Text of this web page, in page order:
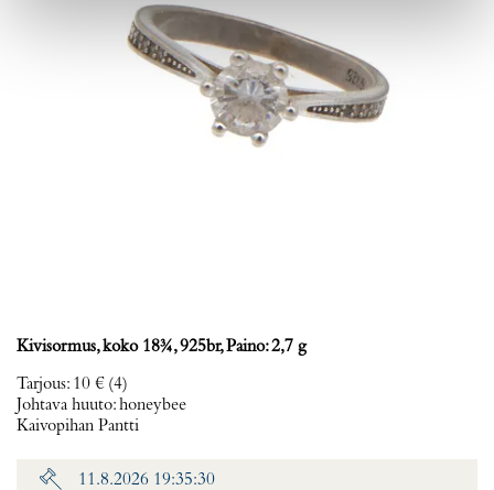
Kivisormus, koko 18¾, 925br, Paino: 2,7 g
Tarjous: 10 € (4)
Johtava huuto:honeybee
Kaivopihan Pantti
11.8.2026 19:35:30